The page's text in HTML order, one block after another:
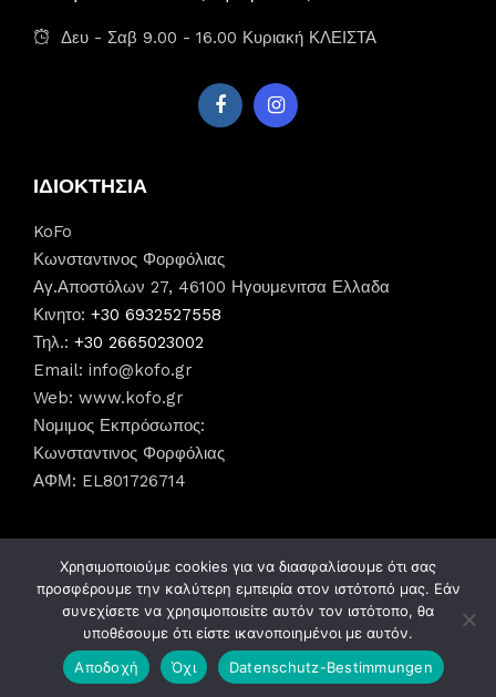
Δευ - Σαβ 9.00 - 16.00 Κυριακή ΚΛΕΙΣΤΑ
ΙΔΙΟΚΤΗΣΙΑ
KoFo
Κωνσταντινος Φορφόλιας
Αγ.Αποστόλων 27, 46100 Ηγουμενιτσα Ελλαδα
Κινητο: +30 6932527558
Τηλ.: +30 2665023002
Email: info@kofo.gr
Web: www.kofo.gr
Νομιμος Εκπρόσωπος:
Κωνσταντινος Φορφόλιας
ΑΦΜ: EL801726714
© Copyright DonDigital 2023
Χρησιμοποιούμε cookies για να διασφαλίσουμε ότι σας
προσφέρουμε την καλύτερη εμπειρία στον ιστότοπό μας. Εάν
συνεχίσετε να χρησιμοποιείτε αυτόν τον ιστότοπο, θα
υποθέσουμε ότι είστε ικανοποιημένοι με αυτόν.
Αποδοχή
Όχι Datenschutz-Bestimmungen